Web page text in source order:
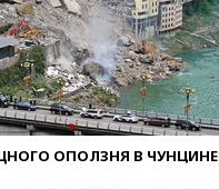
ОПОЛЗНЯ В ЧУНЦИНЕ